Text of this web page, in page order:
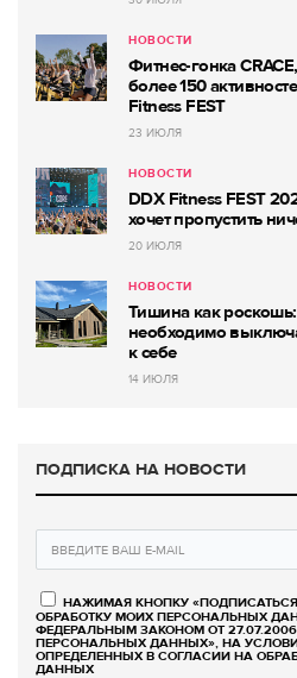
НОВОСТИ
Фитнес-гонка
более 150
Fitness FEST
23 ИЮЛЯ
НОВОСТИ
DDX Fitness FEST
хочет пропустить
20 ИЮЛЯ
НОВОСТИ
Тишина как
необходимо
к себе
14 ИЮЛЯ
ПОДПИСКА НА НОВОСТИ
НАЖИМАЯ КНОПКУ
ОБРАБОТКУ МОИХ ПЕРСОНАЛЬНЫХ
ФЕДЕРАЛЬНЫМ ЗАКОНОМ ОТ
ПЕРСОНАЛЬНЫХ ДАННЫХ», НА
ОПРЕДЕЛЕННЫХ В СОГЛАСИИ НА
ДАННЫХ